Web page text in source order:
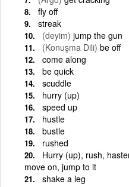
fly off
streak
(deyim) jump the gun
(Konuşma Dili) be off
come along
be quick
scuddle
hurry (up)
speed up
hustle
bustle
rushed
Hurry (up), rush,
move on, jump to it
shake a leg